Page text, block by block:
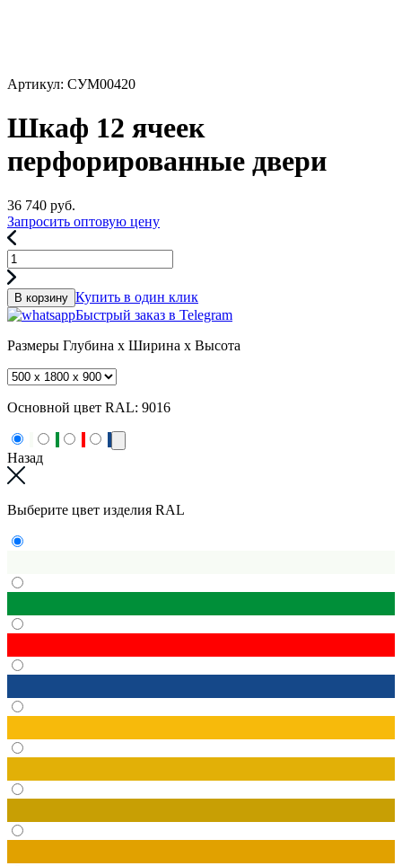
Артикул: СУМ00420
Шкаф 12 ячеек
перфорированные двери
36 740 руб.
Запросить оптовую цену
В корзину Купить в один клик
Быстрый заказ в Telegram
Размеры Глубина x Ширина x Высота
Основной цвет RAL: 9016
Назад
Выберите цвет изделия RAL